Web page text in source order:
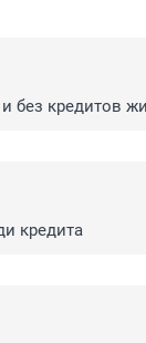
без кредитов
кредита